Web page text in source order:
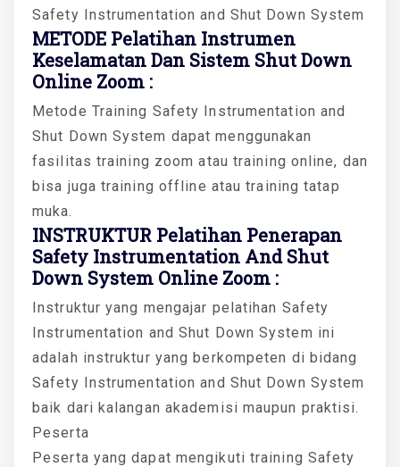
Safety Instrumentation and Shut Down System
METODE Pelatihan Instrumen
Keselamatan Dan Sistem Shut Down
Online Zoom :
Metode Training Safety Instrumentation and
Shut Down System dapat menggunakan
fasilitas training zoom atau training online, dan
bisa juga training offline atau training tatap
muka.
INSTRUKTUR Pelatihan Penerapan
Safety Instrumentation And Shut
Down System Online Zoom :
Instruktur yang mengajar pelatihan Safety
Instrumentation and Shut Down System ini
adalah instruktur yang berkompeten di bidang
Safety Instrumentation and Shut Down System
baik dari kalangan akademisi maupun praktisi.
Peserta
Peserta yang dapat mengikuti training Safety